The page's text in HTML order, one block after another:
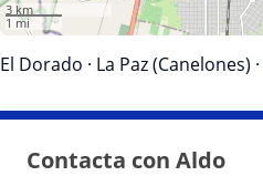
3 km
1 mi
El Dorado · La Paz (Canelones) ·
Contacta con Aldo